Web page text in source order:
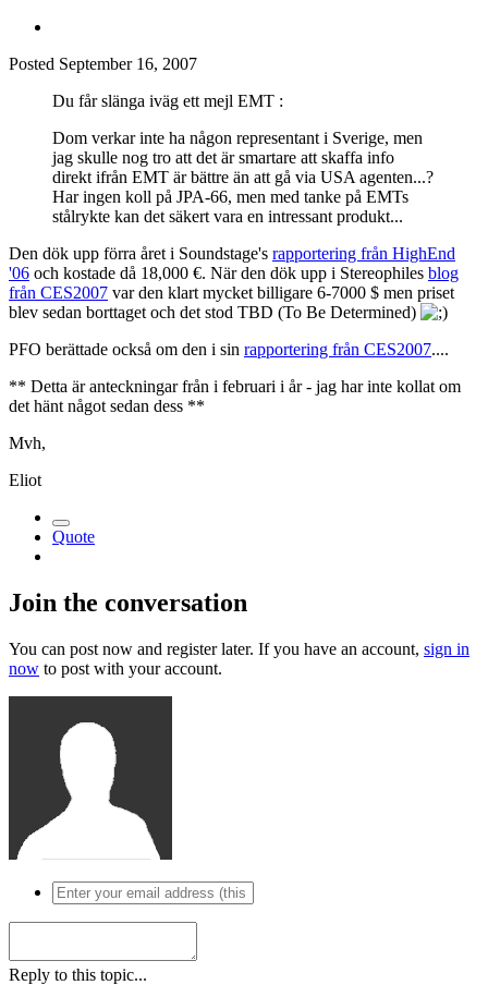
Posted September 16, 2007
Du får slänga iväg ett mejl EMT :
Dom verkar inte ha någon representant i Sverige, men
jag skulle nog tro att det är smartare att skaffa info
direkt ifrån EMT är bättre än att gå via USA agenten...?
Har ingen koll på JPA-66, men med tanke på EMTs
stålrykte kan det säkert vara en intressant produkt...
Den dök upp förra året i Soundstage's rapportering från HighEnd
'06 och kostade då 18,000 €. När den dök upp i Stereophiles blog
från CES2007 var den klart mycket billigare 6-7000 $ men priset
blev sedan borttaget och det stod TBD (To Be Determined)
PFO berättade också om den i sin rapportering från CES2007....
** Detta är anteckningar från i februari i år - jag har inte kollat om
det hänt något sedan dess **
Mvh,
Eliot
Quote
Join the conversation
You can post now and register later. If you have an account, sign in
now to post with your account.
Reply to this topic...